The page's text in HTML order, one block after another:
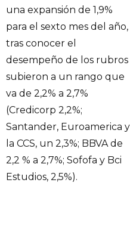
una expansión de 1,9%
para el sexto mes del año,
tras conocer el
desempeño de los rubros
subieron a un rango que
va de 2,2% a 2,7%
(Credicorp 2,2%;
Santander, Euroamerica y
la CCS, un 2,3%; BBVA de
2,2 % a 2,7%; Sofofa y Bci
Estudios, 2,5%).